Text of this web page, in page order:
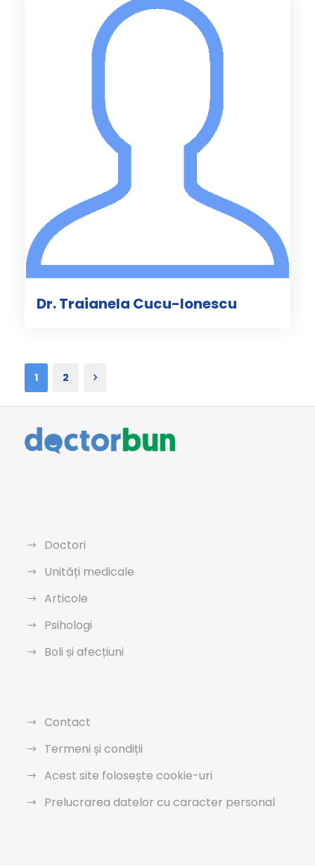
Dr. Traianela Cucu-Ionescu
1 2
Doctori
Unități medicale
Articole
Psihologi
Boli și afecțiuni
Contact
Termeni și condiții
Acest site folosește cookie-uri
Prelucrarea datelor cu caracter personal